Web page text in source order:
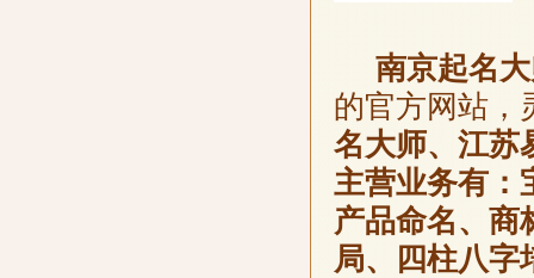
南京起名
的官方网站，
名大师、江苏
主营业务有：
产品命名、商
局、四柱八字